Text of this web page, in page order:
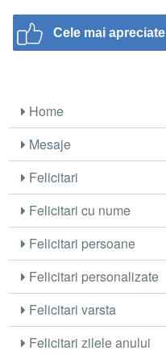
Cele mai apreciate
Home
Mesaje
Felicitari
Felicitari cu nume
Felicitari persoane
Felicitari personalizate
Felicitari varsta
Felicitari zilele anului